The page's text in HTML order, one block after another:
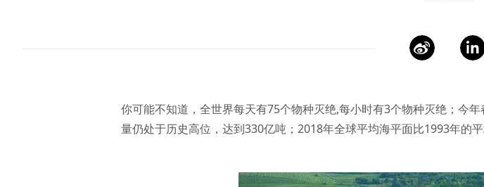
你可能不知道，全世界每天有75个物种灭绝,每小时有3个物种灭绝；今
量仍处于历史高位，达到330亿吨；2018年全球平均海平面比1993年的